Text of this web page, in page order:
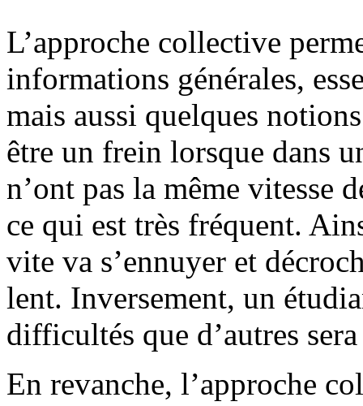
L’approche collective
informations générales,
mais aussi quelques
être un frein lorsque dans
n’ont pas la même vitesse
ce qui est très fréquent.
vite va s’ennuyer et
lent. Inversement, un
difficultés que d’autres
En revanche, l’approche